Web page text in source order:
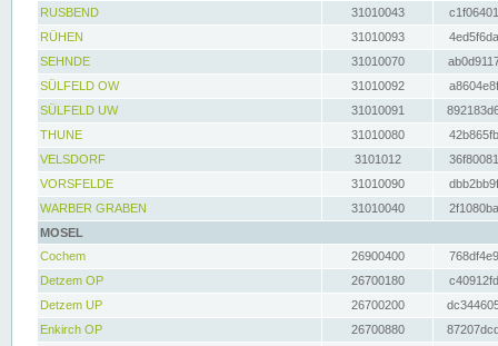
RUSBEND
31010043
RÜHEN
31010093
SEHNDE
31010070
SÜLFELD OW
31010092
SÜLFELD UW
31010091
THUNE
31010080
VELSDORF
3101012
VORSFELDE
31010090
WARBER GRABEN
31010040
MOSEL
Cochem
26900400
Detzem OP
26700180
Detzem UP
26700200
Enkirch OP
26700880